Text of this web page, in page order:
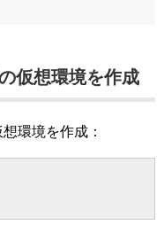
仮想環境を作成
環境を作成：